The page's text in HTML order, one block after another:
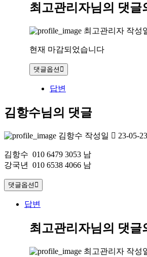
최고관리자님의 댓글
최고관리자 작성
현재 마감되었습니다
댓글옵션
답변
김항수님의 댓글
김항수 작성일 23-05-
김항수 010 6479 3053 남
강국년 010 6538 4066 남
댓글옵션
답변
최고관리자님의 댓글
최고관리자 작성